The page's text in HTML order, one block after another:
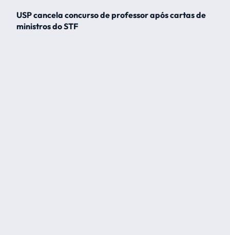
USP cancela concurso de professor após cartas de
ministros do STF